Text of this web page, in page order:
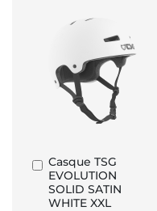
Casque TSG
EVOLUTION
SOLID SATIN
WHITE XXL
Ajouter
au
panier